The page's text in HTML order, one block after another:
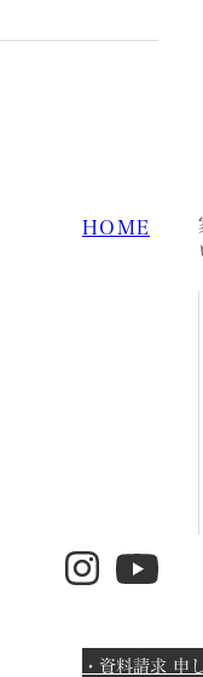
HOME
・資料請求 申